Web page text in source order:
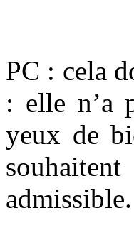
PC : cela
: elle n’a
yeux de
admissible.